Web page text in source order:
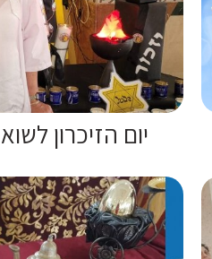
יום הזיכרון לשואה